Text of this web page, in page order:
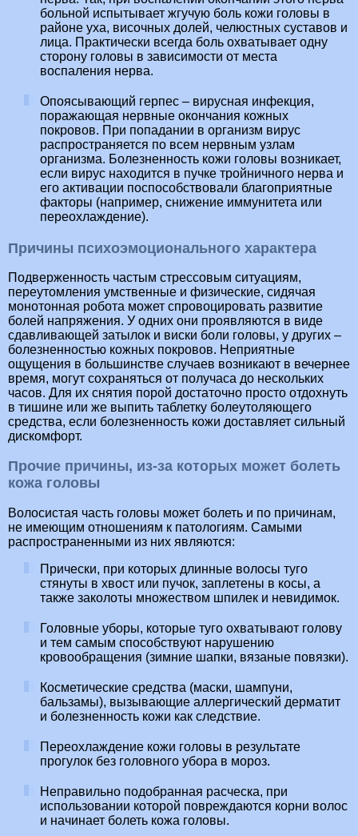
больной испытывает жгучую боль кожи головы в
районе уха, височных долей, челюстных суставов и
лица. Практически всегда боль охватывает одну
сторону головы в зависимости от места
воспаления нерва.
Опоясывающий герпес – вирусная инфекция,
поражающая нервные окончания кожных
покровов. При попадании в организм вирус
распространяется по всем нервным узлам
организма. Болезненность кожи головы возникает,
если вирус находится в пучке тройничного нерва и
его активации поспособствовали благоприятные
факторы (например, снижение иммунитета или
переохлаждение).
Причины психоэмоционального характера
Подверженность частым стрессовым ситуациям,
переутомления умственные и физические, сидячая
монотонная робота может спровоцировать развитие
болей напряжения. У одних они проявляются в виде
сдавливающей затылок и виски боли головы, у других –
болезненностью кожных покровов. Неприятные
ощущения в большинстве случаев возникают в вечернее
время, могут сохраняться от получаса до нескольких
часов. Для их снятия порой достаточно просто отдохнуть
в тишине или же выпить таблетку болеутоляющего
средства, если болезненность кожи доставляет сильный
дискомфорт.
Прочие причины, из-за которых может болеть
кожа головы
Волосистая часть головы может болеть и по причинам,
не имеющим отношениям к патологиям. Самыми
распространенными из них являются:
Прически, при которых длинные волосы туго
стянуты в хвост или пучок, заплетены в косы, а
также заколоты множеством шпилек и невидимок.
Головные уборы, которые туго охватывают голову
и тем самым способствуют нарушению
кровообращения (зимние шапки, вязаные повязки).
Косметические средства (маски, шампуни,
бальзамы), вызывающие аллергический дерматит
и болезненность кожи как следствие.
Переохлаждение кожи головы в результате
прогулок без головного убора в мороз.
Неправильно подобранная расческа, при
использовании которой повреждаются корни волос
и начинает болеть кожа головы.